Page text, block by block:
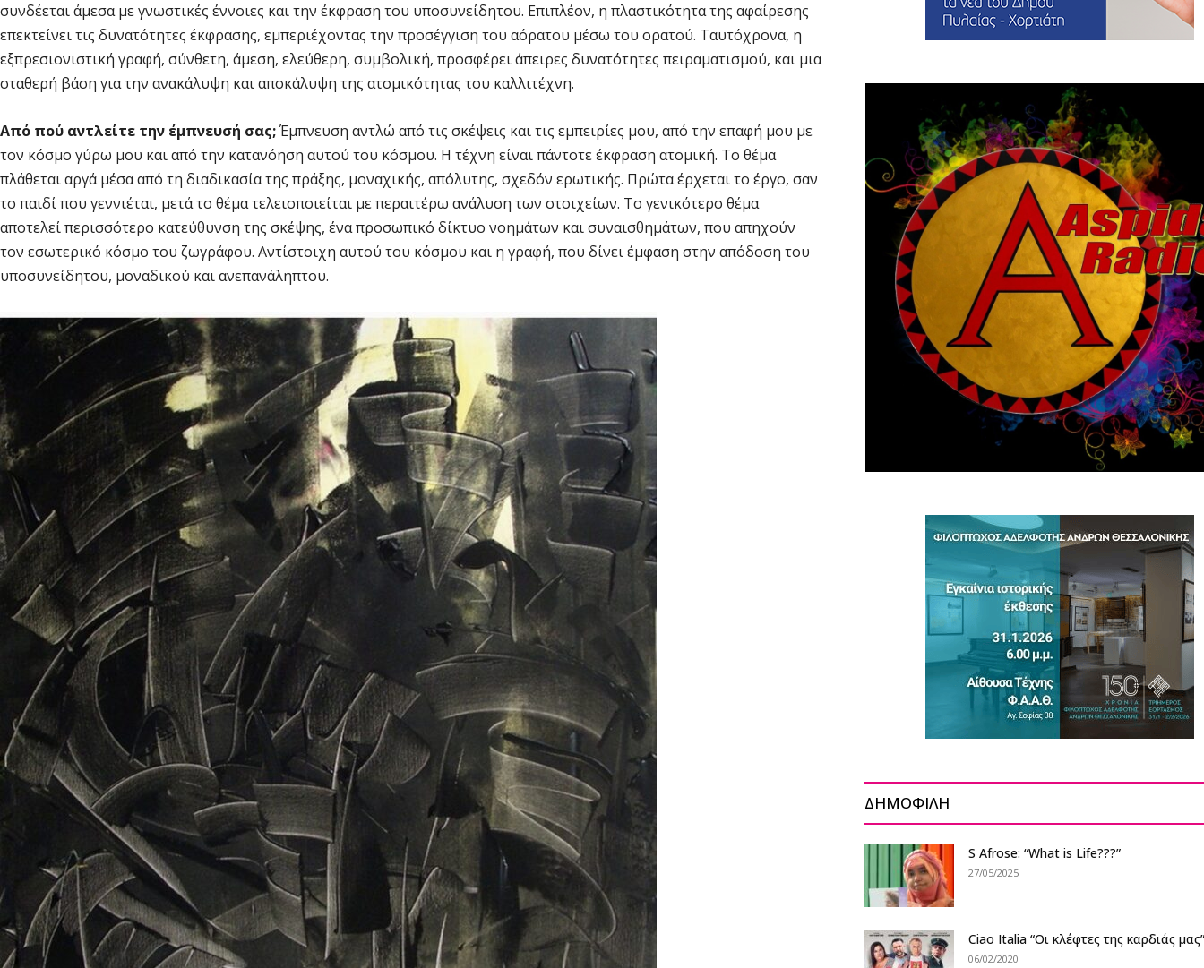
συνδέεται άμεσα με γνωστικές έννοιες και την έκφραση του υποσυνείδητου. Επιπλέον, η πλαστικότητα της αφαίρεσης
επεκτείνει τις δυνατότητες έκφρασης, εμπεριέχοντας την προσέγγιση του αόρατου μέσω του ορατού. Ταυτόχρονα, η
εξπρεσιονιστική γραφή, σύνθετη, άμεση, ελεύθερη, συμβολική, προσφέρει άπειρες δυνατότητες πειραματισμού, και μια
σταθερή βάση για την ανακάλυψη και αποκάλυψη της ατομικότητας του καλλιτέχνη.
Από πού αντλείτε την έμπνευσή σας;Έμπνευση αντλώ από τις σκέψεις και τις εμπειρίες μου, από την επαφή μου με
τον κόσμο γύρω μου και από την κατανόηση αυτού του κόσμου. Η τέχνη είναι πάντοτε έκφραση ατομική. Το θέμα
πλάθεται αργά μέσα από τη διαδικασία της πράξης, μοναχικής, απόλυτης, σχεδόν ερωτικής. Πρώτα έρχεται το έργο, σαν
το παιδί που γεννιέται, μετά το θέμα τελειοποιείται με περαιτέρω ανάλυση των στοιχείων. Το γενικότερο θέμα
αποτελεί περισσότερο κατεύθυνση της σκέψης, ένα προσωπικό δίκτυο νοημάτων και συναισθημάτων, που απηχούν
τον εσωτερικό κόσμο του ζωγράφου. Αντίστοιχη αυτού του κόσμου και η γραφή, που δίνει έμφαση στην απόδοση του
υποσυνείδητου, μοναδικού και ανεπανάληπτου.
ΔΗΜΟΦΙΛΗ
S Afrose: “What is Life???”
27/05/2025
Ciao Italia “Οι κλέφτες της καρδιάς
06/02/2020